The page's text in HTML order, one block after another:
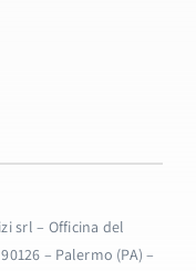
srl – Officina del
– Palermo (PA) –